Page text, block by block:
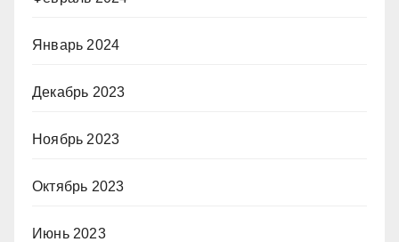
Январь 2024
Декабрь 2023
Ноябрь 2023
Октябрь 2023
Июнь 2023